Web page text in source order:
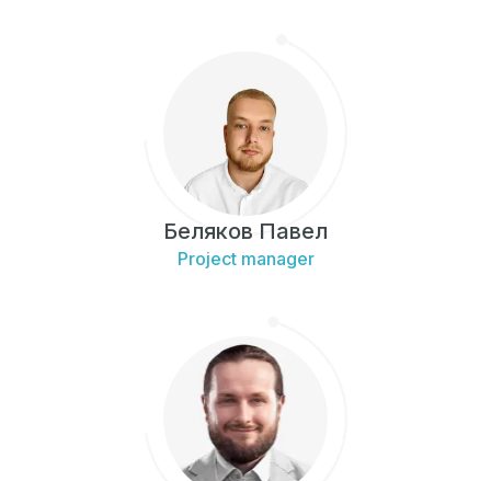
Беляков Павел
Project manager